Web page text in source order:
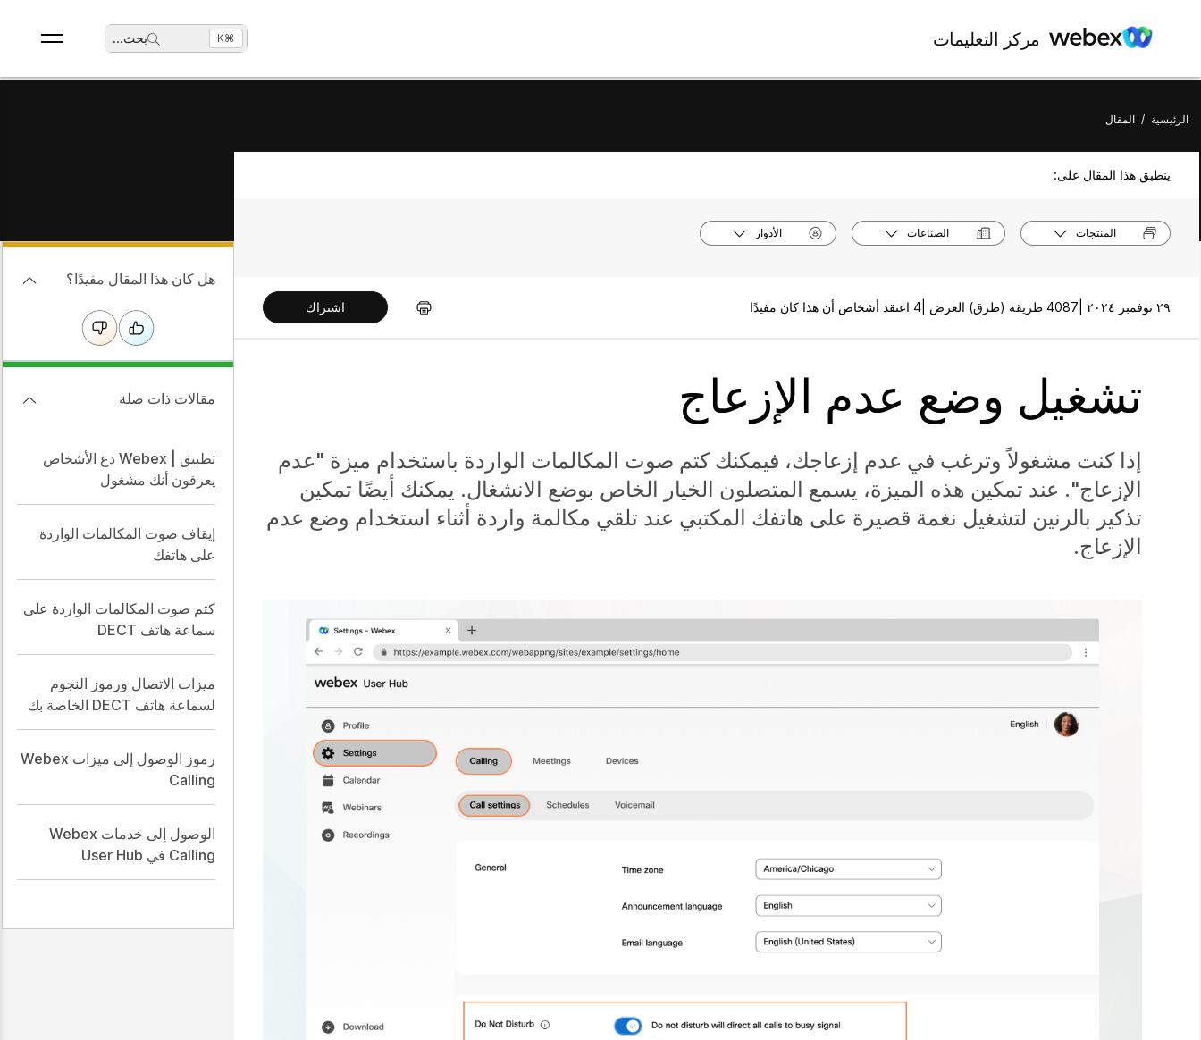
مركز التعليمات بحث... ⌘K
الرئيسية / المقال
ينطبق هذا المقال على:
المنتجات الصناعات الأدوار
٢٩ نوفمبر ٢٠٢٤ | 4087 طريقة (طرق) العرض | 4 اعتقد أشخاص أن هذا كان مفيدًا اشتراك
تشغيل وضع عدم الإزعاج
إذا كنت مشغولاً وترغب في عدم إزعاجك، فيمكنك كتم صوت المكالمات الواردة باستخدام ميزة "عدم
الإزعاج". عند تمكين هذه الميزة، يسمع المتصلون الخيار الخاص بوضع الانشغال. يمكنك أيضًا تمكين
تذكير بالرنين لتشغيل نغمة قصيرة على هاتفك المكتبي عند تلقي مكالمة واردة أثناء استخدام وضع عدم
الإزعاج.
هل كان هذا المقال مفيدًا؟
مقالات ذات صلة
تطبيق | Webex دع الأشخاص
يعرفون أنك مشغول
إيقاف صوت المكالمات الواردة
على هاتفك
كتم صوت المكالمات الواردة على
سماعة هاتف DECT
ميزات الاتصال ورموز النجوم
لسماعة هاتف DECT الخاصة بك
رموز الوصول إلى ميزات Webex
Calling
الوصول إلى خدمات Webex
Calling في User Hub